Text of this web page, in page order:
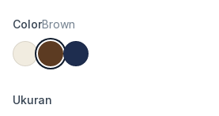
ColorBrown
Ukuran